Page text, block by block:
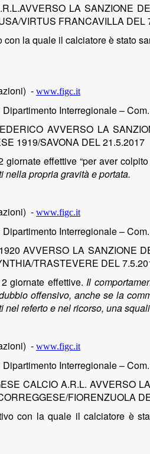
LA SANZIONE
VIRTUS FRANCAVILLA DEL
la quale il calciatore è stato
- www.figc.it
Interregionale –
AVVERSO LA
1919/SAVONA DEL 21.5.2017
effettive “per aver
propria gravità e portata.
- www.figc.it
Interregionale –
AVVERSO LA SANZIONE
TRASTEVERE DEL
giornate effettive.Il
offensivo, anche se la
referto e nel ricorso, una
- www.figc.it
Interregionale –
CALCIO A.R.L. AVVERSO
FIORENZUOLA
con la quale il calciatore è